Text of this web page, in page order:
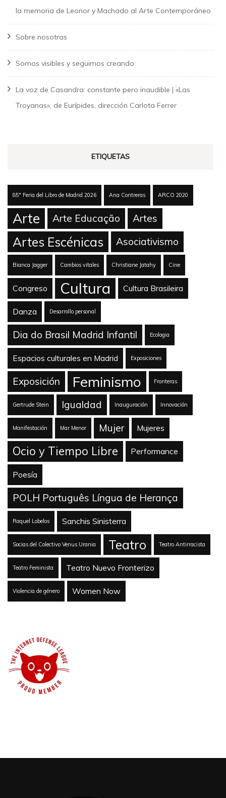
la memoria de Leonor y Machado al Arte Contemporáneo
Sobre nosotras
Somos visibles y seguimos creando
La voz de Casandra: constante pero inaudible | «Las
Troyanas», de Eurípides, dirección Carlota Ferrer
ETIQUETAS
85ª Feria del Libro de Madrid 2026 Ana Contreras ARCO 2020
Arte Arte Educação Artes
Artes Escénicas Asociativismo
Bianca Jagger Cambios vitales Christiane Jatahy Cine
Congreso Cultura Cultura Brasileira
Danza Desarrollo personal
Dia do Brasil Madrid Infantil Ecologia
Espacios culturales en Madrid Exposiciones
Exposición Feminismo Fronteras
Gertrude Stein Igualdad Inauguración Innovación
Manifestación Mar Menor Mujer Mujeres
Ocio y Tiempo Libre Performance
Poesía
POLH Português Língua de Herança
Raquel Lobelos Sanchis Sinisterra
Socias del Colectivo Venus Urania Teatro Teatro Antirracista
Teatro Feminista Teatro Nuevo Fronterizo
Violencia de género Women Now